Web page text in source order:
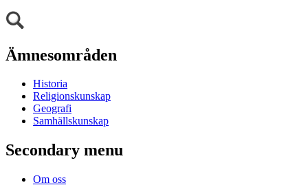
Ämnesområden
Historia
Religionskunskap
Geografi
Samhällskunskap
Secondary menu
Om oss